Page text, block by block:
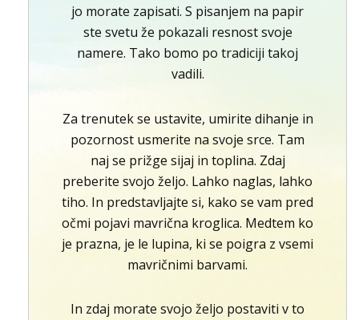
jo morate zapisati. S pisanjem na papir
ste svetu že pokazali resnost svoje
namere. Tako bomo po tradiciji takoj
vadili.
Za trenutek se ustavite, umirite dihanje in
pozornost usmerite na svoje srce. Tam
naj se prižge sijaj in toplina. Zdaj
preberite svojo željo. Lahko naglas, lahko
tiho. In predstavljajte si, kako se vam pred
očmi pojavi mavrična kroglica. Medtem ko
je prazna, je le lupina, ki se poigra z vsemi
mavričnimi barvami.
In zdaj morate svojo željo postaviti v to